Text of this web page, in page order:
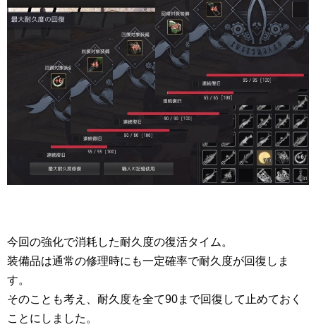
今回の強化で消耗した耐久度の復活タイム。
装備品は通常の修理時にも一定確率で耐久度が回復しま
す。
そのことも考え、耐久度を全て90まで回復して止めておく
ことにしました。